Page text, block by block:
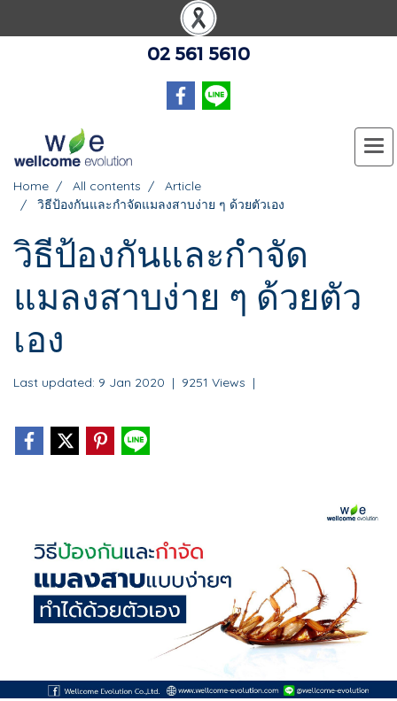
02 561 5610
Home All contents
Article
วิธีป้องกันและกำจัดแมลงสาบง่าย ๆ ด้วยตัวเอง
วิธีป้องกันและกำจัด
แมลงสาบง่าย ๆ ด้วยตัว
เอง
Last updated: 9 Jan 2020 | 9251 Views |